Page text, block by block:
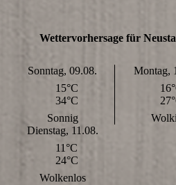
Wettervorhersage für
Sonntag, 09.08.
15°C
34°C
Sonnig
Montag,
Dienstag, 11.08.
11°C
24°C
Wolkenlos